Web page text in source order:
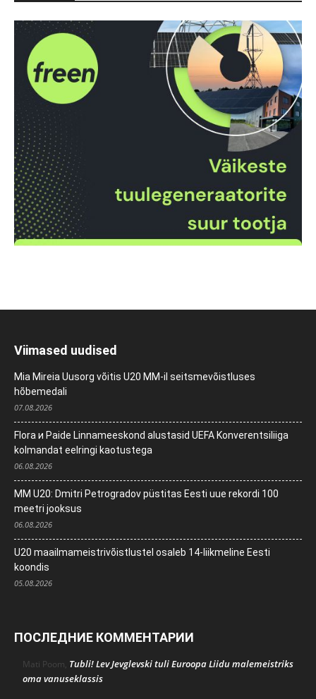
Viimased uudised
Mia Mireia Uusorg võitis U20 MM-il seitsmevõistluses
hõbemedali
07.08.2026
Flora и Paide Linnameeskond alustasid UEFA Konverentsiliiga
kolmandat eelringi kaotustega
06.08.2026
MM U20: Dmitri Petrogradov püstitas Eesti uue rekordi 100
meetri jooksus
06.08.2026
U20 maailmameistrivõistlustel osaleb 14-liikmeline Eesti
koondis
05.08.2026
ПОСЛЕДНИЕ КОММЕНТАРИИ
Mati Poom, Tubli! Lev Jevglevski tuli Euroopa Liidu malemeistriks
oma vanuseklassis